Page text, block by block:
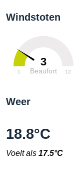
Windstoten
3
Beaufort
1 12
Weer
18.8°C
Voelt als 17.5°C